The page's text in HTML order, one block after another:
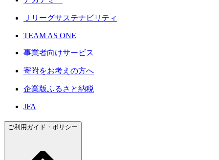
Ｊリーグサステナビリティ
TEAM AS ONE
事業者向けサービス
寄附をお考えの方へ
企業版ふるさと納税
JFA
ご利用ガイド・ポリシー